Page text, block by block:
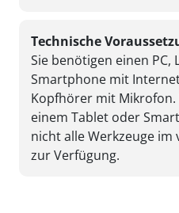
Technische
Sie benötigen einen
Smartphone mit
Kopfhörer mit
einem Tablet oder
nicht alle Werkzeuge
zur Verfügung.